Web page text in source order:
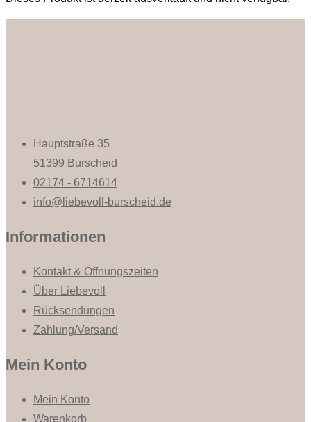
Hauptstraße 35
51399 Burscheid
02174 - 6714614
info@liebevoll-burscheid.de
Informationen
Kontakt & Öffnungszeiten
Über Liebevoll
Rücksendungen
Zahlung/Versand
Mein Konto
Mein Konto
Warenkorb